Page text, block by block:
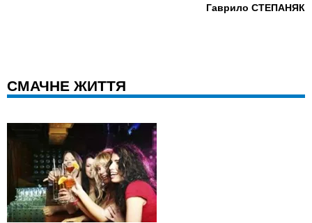
Гаврило СТЕПАНЯК
СМАЧНЕ ЖИТТЯ